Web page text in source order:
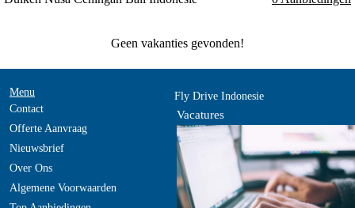
Geen vakanties gevonden!
Menu
Contact
Offerte Aanvraag
Nieuwsbrief
Over Ons
Algemene Voorwaarden
Fly Drive Indonesie
Vacatures